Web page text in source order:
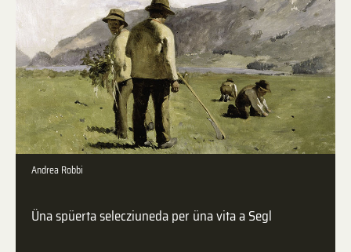
Andrea Robbi
Üna spüerta selecziuneda per üna vita a Segl